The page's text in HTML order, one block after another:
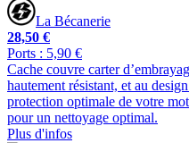
La Bécanerie
28,50 €
Ports : 5,90 €
Cache couvre carter
hautement résistant, et au
protection optimale de votre
pour un nettoyage optimal.
Plus d'infos